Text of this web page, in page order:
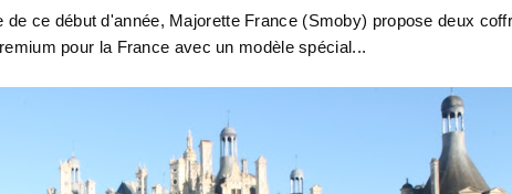
de ce début d'année, Majorette France (Smoby) propose deux
pour la France avec un modèle spécial...